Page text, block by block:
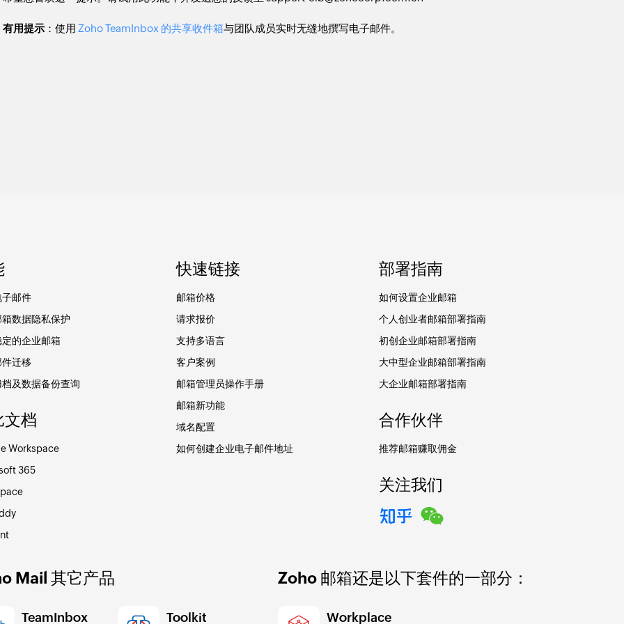
有用提示 ：使用 Zoho TeamInbox 的共享收件箱与团队成员实时无缝地撰写电子邮件。
邮件
数据隐私保护
的企业邮箱
迁移
及数据备份查询
文档
Workspace
365
快速链接
邮箱价格
请求报价
支持多语言
客户案例
邮箱管理员操作手册
邮箱新功能
域名配置
如何创建企业电子邮件地址
部署指南
如何设置企业邮箱
个人创业者邮箱部署指南
初创企业邮箱部署指南
大中型企业邮箱部署指南
大企业邮箱部署指南
合作伙伴
推荐邮箱赚取佣金
关注我们
Mail 其它产品
TeamInbox Toolkit
Zoho 邮箱还是以下套件的一部分：
Workplace